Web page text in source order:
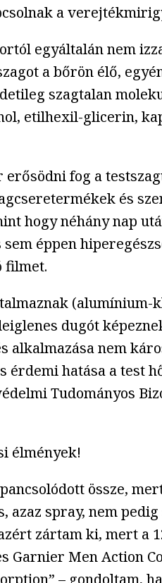
a
egyáltalán nem
a bőrön élő,
szagtalan
etilhexil-glicerin,
fog a
és
hogy néhány nap
éppen
filmet.
dugót
alkalmazása nem
hatása a test
Tudományos
élmények!
össze,
azaz spray, nem
zártam ki, mert a
Garnier Men Action
– gondoltam,